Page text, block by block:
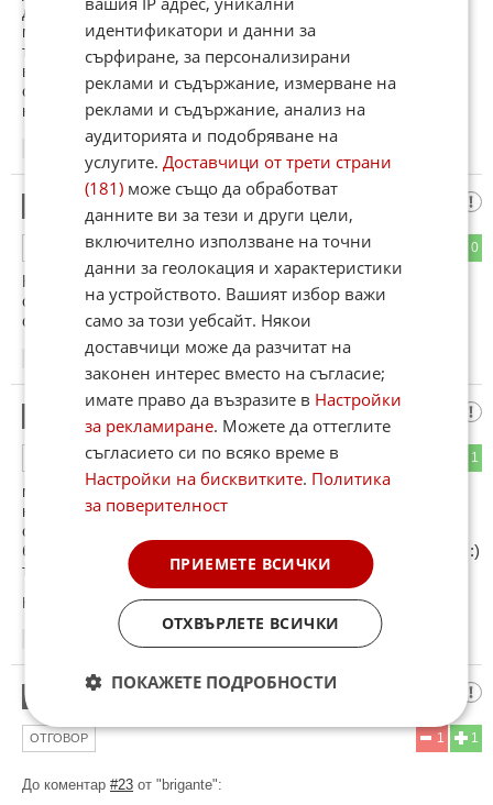
да тея същите деца ще станат мутри и проститутки
мърлячи и мошеници но не защото не стават а защото на
това ги учим в момента.Всичко се
възпитава,морал,трудолюбие и цялостната ни ценностна
система поне в цивилизацията е така но не и тука е ад но
не защото няма материал а заради друго.
26.01.2013
аааааааааа
0
ОТГОВОР
Колкото ДО тея прословути германци тези същите се
опитаха да затрият света щото са много свестни визирам
световните войни
26.01.2013
1
ОТГОВОР
мундари хора са тези дето в колите им има все храна и
напитки, и други разни неща разхвърляни из колата и си
седят там със седмици и месеци...превръщат си колите в
боклучарник и самите им коли са едни мърляви, изцапани :)
този на снимата е поредният серсемин
Коментиран от #24
27.01.2013
Ковънтри Роуд 4829
1
1
ОТГОВОР
До коментар #23 от "brigante":
идентификатори и данни за
сърфиране, за персонализирани
реклами и съдържание, измерване на
реклами и съдържание, анализ на
аудиторията и подобряване на
услугите.Доставчици от трети страни
(181) може също да обработват
данните ви за тези и други цели,
включително използване на точни
данни за геолокация и характеристики
на устройството. Вашият избор важи
само за този уебсайт. Някои
доставчици може да разчитат на
законен интерес вместо на съгласие;
имате право да възразите в Настройки
за рекламиране. Можете да оттеглите
съгласието си по всяко време в
Настройки на бисквитките. Политика
за поверителност
ПРИЕМЕТЕ ВСИЧКИ
ОТХВЪРЛЕТЕ ВСИЧКИ
ПОКАЖЕТЕ ПОДРОБНОСТИ